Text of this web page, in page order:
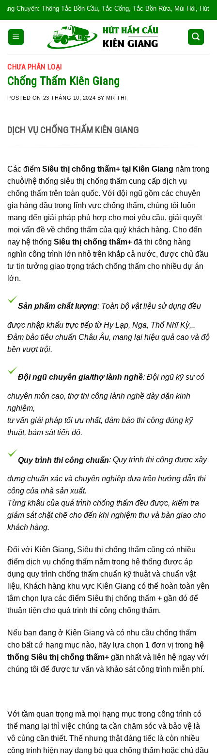
Skip
content
Tắc Bồn Cầu, Tắc Cống, Tắc Bồn Rửa, Mùi Hôi, Hút hầm cầu, Hút
CHƯA PHÂN LOẠI
Chống Thấm Kiên Giang
POSTED ON 23 THÁNG 10, 2024 BYMR THI
DỊCH VỤ CHỐNG THẤM KIÊN GIANG
Các điểm Siêu thị chống thấm+ tại Kiên Giang nằm trong
chuỗi/hệ thống siêu thị chống thấm cung cấp dịch vụ
chống thấm trên toàn quốc. Với đội ngũ gồm các chuyên
gia hàng đầu trong lĩnh vực chống thấm, chúng tôi luôn
mang đến giải pháp phù hợp cho mọi yêu cầu, giải quyết
mọi vấn đề về chống thấm của quý khách hàng. Cho đến
nay hệ thống Siêu thị chống thấm+ đã thi công hàng
nghìn công trình lớn nhỏ trên khắp cả nước, được chủ đầu
tư tin tưởng giao trọng trách chống thấm cho nhiều dự án
lớn.
Sản phẩm chất lượng: Toàn bộ vật liệu sử dụng đều
được nhập khẩu trực tiếp từ Hy Lạp, Nga, Thổ Nhĩ Kỳ,..
Đảm bảo tiêu chuẩn Châu Âu, mang lại hiệu quả cao và độ
bền vượt trội.
Đội ngũ chuyên gia/thợ lành nghề: Đội ngũ kỹ sư có
chuyên môn cao, thợ thi công lành nghề dày dặn kinh
nghiệm,
tư vấn giải pháp tối ưu nhất, đảm bảo thi công đúng kỹ
thuật, bám sát tiến độ.
Quy trình thi công chuẩn: Quy trình thi công được xây
dựng chuẩn xác và chuyên nghiệp dựa trên hướng dẫn thi
công của nhà sản xuất.
Từng khâu của quá trình chống thấm đều được, kiểm tra
giám sát chặt chẽ cho đến khi nghiệm thu và bàn giao cho
khách hàng.
Đối với Kiên Giang, Siêu thị chống thấm cũng có nhiều
điểm dịch vụ chống thấm nằm trong hệ thống được áp
dụng quy trình chống thấm chuẩn kỹ thuật và chuẩn vật
liệu, Khách hàng khu vực Kiên Giang có thể hoàn toàn yên
tâm chọn lựa các điểm Siêu thị chống thấm + gần đó để
thuận tiện cho quá trình thi công chống thấm.
Nếu bạn đang ở Kiên Giang và có nhu cầu chống thấm
cho bất cứ hạng mục nào, hãy lựa chọn 1 đơn vị trong hệ
thống Siêu thị chống thấm+ gần nhất và liên hệ ngay với
chúng tôi để được tư vấn và khảo sát công trình miễn phí.
Với tầm quan trọng mà mọi hạng mục trong công trình có
thể mang lại thì việc chúng ta cần chăm sóc và bảo vệ là
vô cùng cần thiết. Thế nhưng thật đáng tiếc là còn nhiều
công trình hiện nay đang bỏ qua chống thấm hoặc chủ đầu